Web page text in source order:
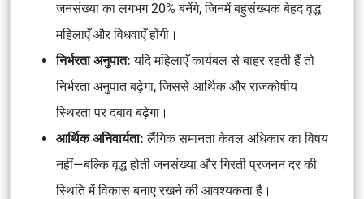
जनसंख्या कालगभग 20% बनेंगे, जिनमेंबहुसंख्यक बेहद वृद्ध
महिलाएँऔरविधवाएँहोंगी।
निर्भरता अनुपात:यदि महिलाएँ कार्यबल से बाहर रहती हैं तो
निर्भरता अनुपात बढ़ेगा, जिससे आर्थिक और राजकोषीय
स्थिरता पर दबाव बढ़ेगा।
आर्थिक अनिवार्यता:लैंगिक समानता केवल अधिकार का विषय
नहीं—बल्किवृद्ध होती जनसंख्या औरगिरती प्रजनन दरकी
स्थिति मेंविकास बनाए रखने की आवश्यकताहै।